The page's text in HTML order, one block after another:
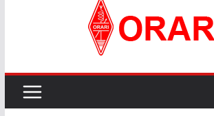
INDONESIA AWARD 2026
APG27-3 ( The 3rd Meeting of the
Preparatory Group for WRC-27 )
Aftiyedi Dalimunthe (YC5NNF)
Ketua Orari Daerah Riau